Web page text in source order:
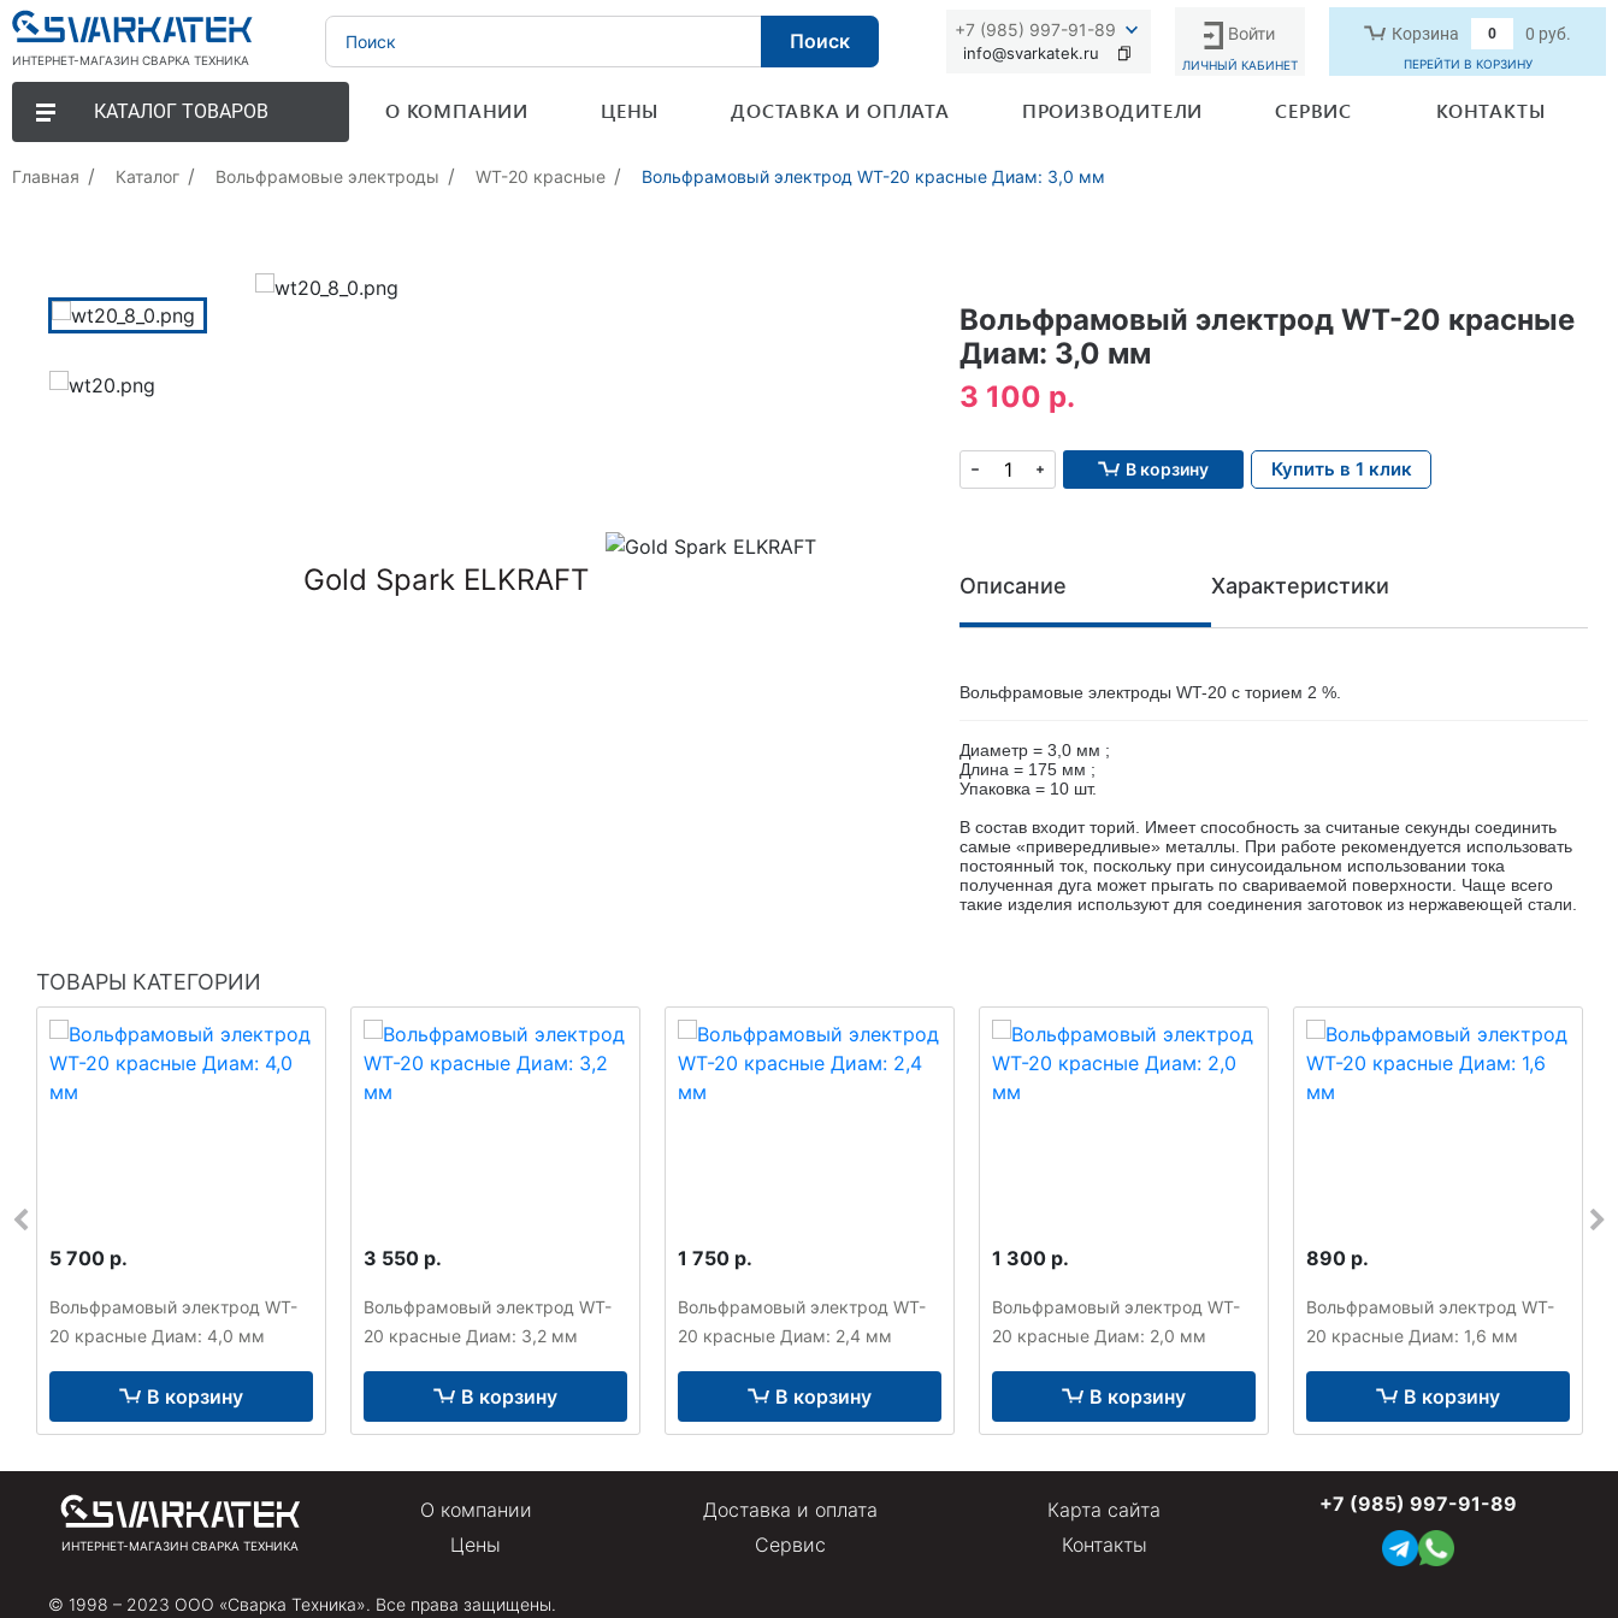
ИНТЕРНЕТ-МАГАЗИН СВАРКА ТЕХНИКА
Поиск +7 (985) 997-91-89
info@svarkatek.ru
Войти
ЛИЧНЫЙ КАБИНЕТ
Корзина 0 0 руб.
ПЕРЕЙТИ В КОРЗИНУ
КАТАЛОГ ТОВАРОВ О КОМПАНИИ ЦЕНЫ ДОСТАВКА И ОПЛАТА ПРОИЗВОДИТЕЛИ СЕРВИС КОНТАКТЫ
Главная Каталог Вольфрамовые электроды WT-20 красные Вольфрамовый электрод WT-20 красные Диам: 3,0 мм
Gold Spark ELKRAFT
Вольфрамовый электрод WT-20 красные
Диам: 3,0 мм
3 100 р.
В корзину Купить в 1 клик
Описание Характеристики
Вольфрамовые электроды WT-20 с торием 2 %.
Диаметр = 3,0 мм ;
Длина = 175 мм ;
Упаковка = 10 шт.
В состав входит торий. Имеет способность за считаные секунды соединить
самые «привередливые» металлы. При работе рекомендуется использовать
постоянный ток, поскольку при синусоидальном использовании тока
полученная дуга может прыгать по свариваемой поверхности. Чаще всего
такие изделия используют для соединения заготовок из нержавеющей стали.
ТОВАРЫ КАТЕГОРИИ
5 700 р.
Вольфрамовый электрод WT-
20 красные Диам: 4,0 мм
В корзину
3 550 р.
Вольфрамовый электрод WT-
20 красные Диам: 3,2 мм
В корзину
1 750 р.
Вольфрамовый электрод WT-
20 красные Диам: 2,4 мм
В корзину
1 300 р.
Вольфрамовый электрод WT-
20 красные Диам: 2,0 мм
В корзину
890 р.
Вольфрамовый электрод WT-
20 красные Диам: 1,6 мм
В корзину
ИНТЕРНЕТ-МАГАЗИН СВАРКА ТЕХНИКА
О компании
Цены
Доставка и оплата
Сервис
Карта сайта
Контакты
+7 (985) 997-91-89
© 1998 – 2023 ООО «Сварка Техника». Все права защищены.